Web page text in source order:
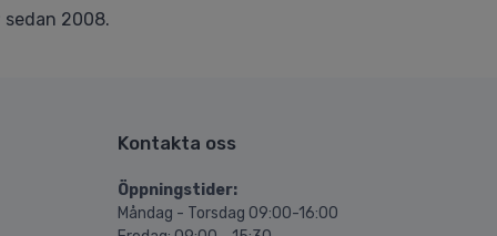
sedan 2008.
Kontakta oss
Öppningstider:
Måndag - Torsdag 09:00-16:00